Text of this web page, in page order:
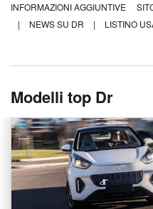
INFORMAZIONI AGGIUNTIVE
|
NEWS SU DR | LISTINO
Modelli top Dr